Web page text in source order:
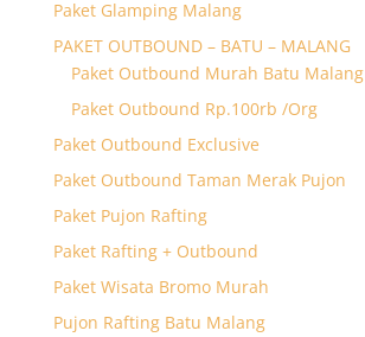
Paket Glamping Malang
PAKET OUTBOUND – BATU – MALANG
Paket Outbound Murah Batu Malang
Paket Outbound Rp.100rb /Org
Paket Outbound Exclusive
Paket Outbound Taman Merak Pujon
Paket Pujon Rafting
Paket Rafting + Outbound
Paket Wisata Bromo Murah
Pujon Rafting Batu Malang